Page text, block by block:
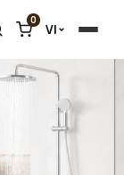
0
VI